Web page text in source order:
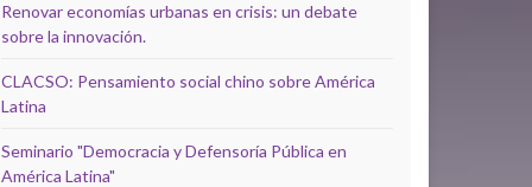
Renovar economías urbanas en crisis: un debate
sobre la innovación.
CLACSO: Pensamiento social chino sobre América
Latina
Seminario "Democracia y Defensoría Pública en
América Latina"